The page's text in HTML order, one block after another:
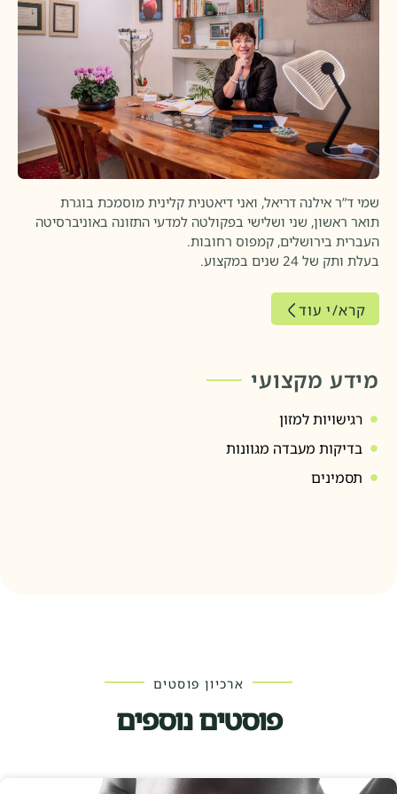
שמי ד”ר אילנה דריאל, ואני דיאטנית קלינית מוסמכת בוגרת
תואר ראשון, שני ושלישי בפקולטה למדעי התזונה באוניברסיטה
העברית בירושלים, קמפוס רחובות.
בעלת ותק של 24 שנים במקצוע.
קרא/י עוד
מידע מקצועי
רגישויות למזון
בדיקות מעבדה מגוונות
תסמינים
ארכיון פוסטים
פוסטים נוספים